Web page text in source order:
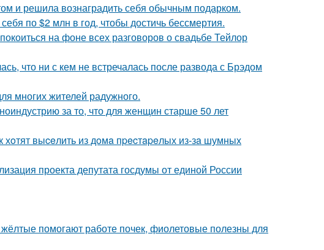
и решила вознаградить себя обычным подарком.
по $2 млн в год, чтобы достичь бессмертия.
на фоне всех разговоров о свадьбе Тейлор
что ни с кем не встречалась после развода с Брэдом
многих жителей радужного.
за то, что для женщин старше 50 лет
выceлить из дoмa пpecтapeлых из-зa шумных
проекта депутата госдумы от единой России
помогают работе почек, фиолетовые полезны для